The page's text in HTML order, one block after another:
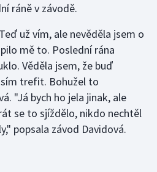
ráně v závodě.
už vím, ale nevěděla jsem o
mě to. Poslední rána
Věděla jsem, že buď
trefit. Bohužel to
"Já bych ho jela jinak, ale
se to sjíždělo, nikdo nechtěl
popsala závod Davidová.